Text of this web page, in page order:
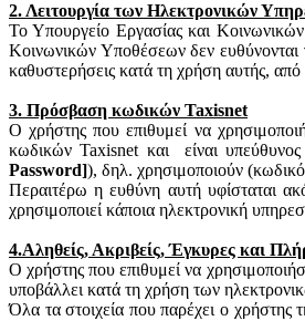
2. Λειτουργία των Ηλεκτρονικών
Το Υπουργείο Εργασίας και
Κοινωνικών Υποθέσεων δεν ευθύνονται
καθυστερήσεις κατά τη χρήση αυτής,
3. Πρόσβαση κωδικών Taxisnet
Ο χρήστης που επιθυμεί να
κωδικώνTaxisnet και είναι
Password]), δηλ. χρησιμοποιούν
Περαιτέρω η ευθύνη αυτή υφίσταται
χρησιμοποιεί κάποια ηλεκτρονική
4.Αληθείς, Ακριβείς, Έγκυρες και
Ο χρήστης που επιθυμεί να
υποβάλλει κατά τη χρήση των
Όλα τα στοιχεία που παρέχει ο χρήστης